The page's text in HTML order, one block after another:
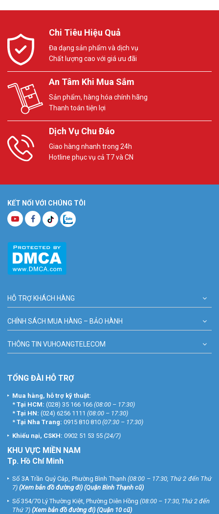
Chi Tiêu Hiệu Quả
Đa dạng sản phẩm và dịch vụ
Chất lượng cao với giá ưu đãi
An Tâm Khi Mua Sắm
Sản phẩm, hàng hóa chính hãng
Thanh toán tiện lợi
Dịch Vụ Chu Đáo
Giao hàng nhanh trong 24h
Hotline phục vụ cả T7 và CN
KẾT NỐI VỚI CHÚNG TÔI
HỖ TRỢ KHÁCH HÀNG
CHÍNH SÁCH MUA HÀNG – BẢO HÀNH
THÔNG TIN VUHOANGTELECOM
TỔNG ĐÀI HỖ TRỢ
Mua hàng, hỗ trợ kỹ thuật:
* Tại HCM: (028) 35 166 166 (08:00 – 17:30)
* Tại HN: (024) 6256 1111 (08:00 – 17:30)
* Tại Nha Trang: 0915 810 810 (07:30 – 17:30)
Khiếu nại, CSKH: 0902 51 53 55 (24/7)
KHU VỰC MIỀN NAM
Tp. Hồ Chí Minh
Số 3A Trần Quý Cáp, Phường Bình Thạnh (08:00 – 17:30, Thứ 2 đến Thứ
7) (Xem bản đồ đường đi) (Quận Bình Thạnh cũ)
Số 354/70 Lý Thường Kiệt, Phường Diên Hồng (08:00 – 17:30, Thứ 2 đến
Thứ 7) (Xem bản đồ đường đi) (Quận 10 cũ)